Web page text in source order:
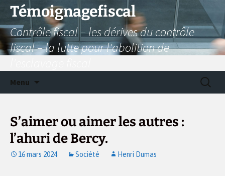
Aller
contenu
Témoignagefiscal
Contrôle fiscal – les dérives du contrôle
fiscal – la lutte pour l'abolition de
Menu
S’aimer ou aimer les autres :
l’ahuri de Bercy.
16 mars 2024 Société Henri Dumas